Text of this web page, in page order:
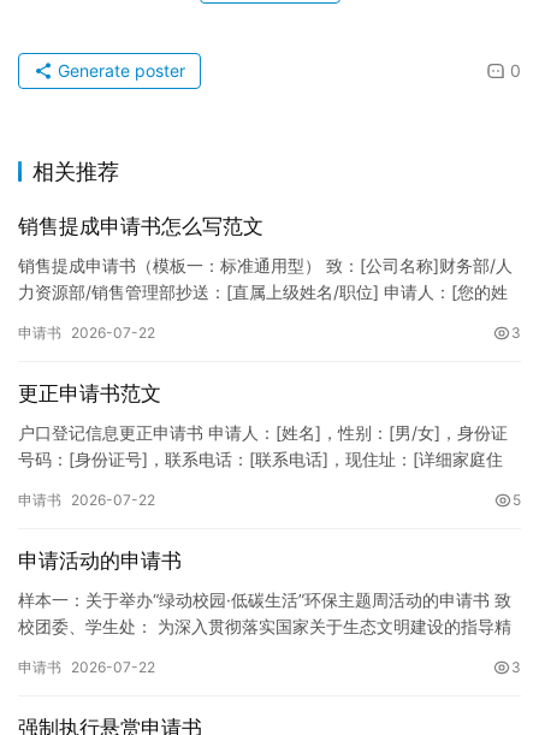
0
Generate poster
相关推荐
销售提成申请书怎么写范文
销售提成申请书（模板一：标准通用型） 致：[公司名称]财务部/人
力资源部/销售管理部抄送：[直属上级姓名/职位] 申请人：[您的姓
申请书 2026-07-22 3
更正申请书范文
户口登记信息更正申请书 申请人：[姓名]，性别：[男/女]，身份证
号码：[身份证号]，联系电话：[联系电话]，现住址：[详细家庭住
申请书 2026-07-22 5
申请活动的申请书
样本一：关于举办“绿动校园·低碳生活”环保主题周活动的申请书 致
校团委、学生处： 为深入贯彻落实国家关于生态文明建设的指导精
申请书 2026-07-22 3
强制执行悬赏申请书